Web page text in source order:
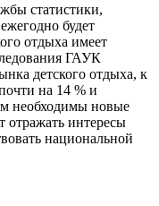
статистики,
будет
отдыха имеет
ГАУК
детского отдыха, к
на 14 % и
необходимы новые
отражать интересы
национальной